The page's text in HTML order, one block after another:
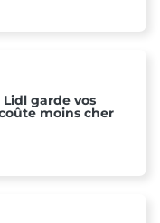
garde vos
moins cher